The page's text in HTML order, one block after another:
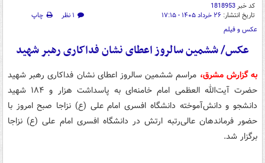
کد خبر1818953
تاریخ انتشار: ۲۶ خرداد ۱۴۰۵ - ۱۷:۱۵ ۱ نظر
چاپ
عکس و فیلم
عکس/ ششمین سالروز اعطای نشان فداکاری رهبر شهید
به گزارش مشرق، مراسم ششمین سالروز اعطای نشان فداکاری رهبر شهید
حضرت آیت‌الله العظمی امام خامنه‌ای به پاسداشت هزار و ۱۸۴ شهید
دانشجو و دانش‌آموخته دانشگاه افسری امام علی (ع) نزاجا صبح امروز با
حضور فرماندهان عالی‌رتبه ارتش در دانشگاه افسری امام علی (ع) نزاجا
برگزار شد.